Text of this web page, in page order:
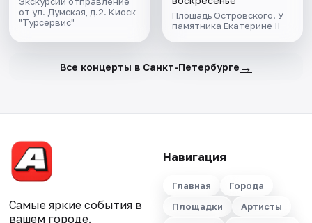
от ул. Думская, д.2. Киоск
"Турсервис"
Площадь Островского. У
памятника Екатерине II
Все концерты в Санкт-Петербурге →
Самые яркие события в
вашем городе.
Навигация
Главная
Города
Площадки
Артисты